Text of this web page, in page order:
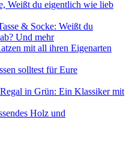
& Socke: Weißt du
Und mehr
mit all ihren Eigenarten
solltest für Eure
in Grün: Ein Klassiker mit
Holz und